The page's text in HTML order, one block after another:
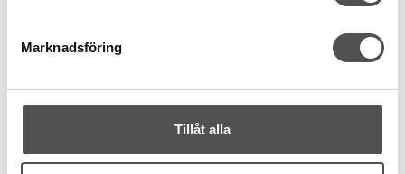
Marknadsföring
Tillåt alla
S602
DMC
6 trådar